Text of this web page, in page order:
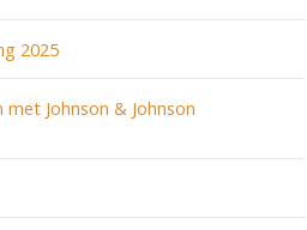
2025
met Johnson & Johnson